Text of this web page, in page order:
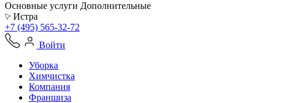
Основные услуги Дополнительные
Истра
+7 (495) 565-32-72
Войти
Уборка
Химчистка
Компания
Франшиза